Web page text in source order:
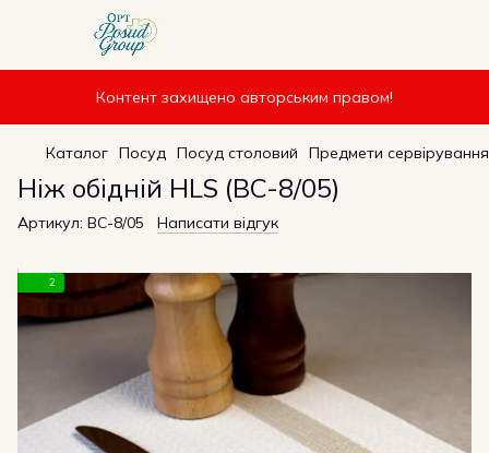
Контент захищено авторським правом!
Каталог Посуд Посуд столовий Предмети сервірування
Ніж обідній HLS (BC-8/05)
Артикул: BC-8/05 Написати відгук
2